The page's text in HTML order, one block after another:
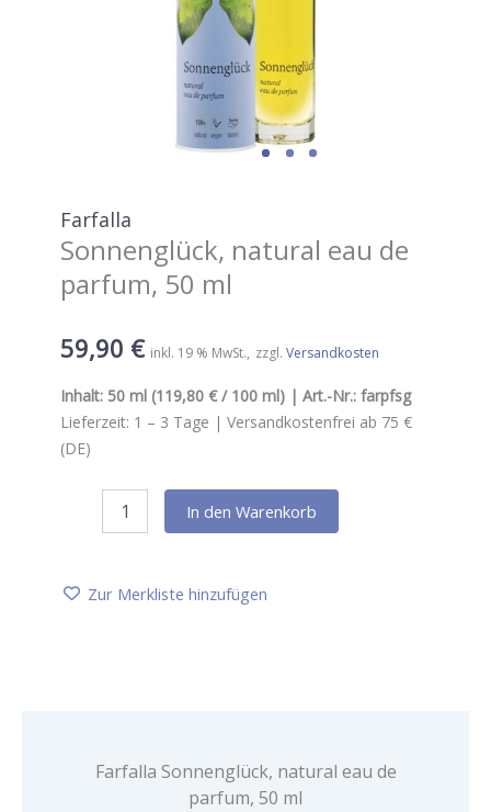
Farfalla
Sonnenglück, natural eau de
parfum, 50 ml
59,90 € inkl. 19 % MwSt. zzgl. Versandkosten
Inhalt: 50 ml (119,80 € / 100 ml) | Art.-Nr.: farpfsg
Lieferzeit: 1 – 3 Tage | Versandkostenfrei ab 75 €
(DE)
Sonnenglück,
de
In den Warenkorb
Zur Merkliste hinzufügen
Farfalla Sonnenglück, natural eau de
parfum, 50 ml